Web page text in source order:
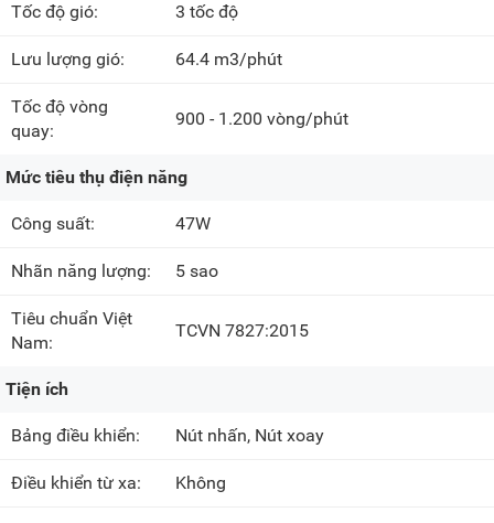
Tốc độ gió: 3 tốc độ
Lưu lượng gió: 64.4 m3/phút
Tốc độ vòng
quay:
900 - 1.200 vòng/phút
Mức tiêu thụ điện năng
Công suất: 47W
Nhãn năng lượng: 5 sao
Tiêu chuẩn Việt
Nam:
TCVN 7827:2015
Tiện ích
Bảng điều khiển: Nút nhấn, Nút xoay
Điều khiển từ xa: Không